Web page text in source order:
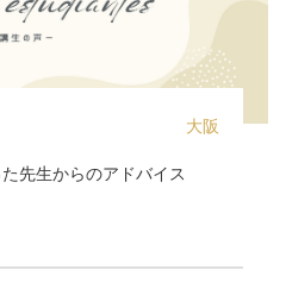
大阪
先生からのアドバイス